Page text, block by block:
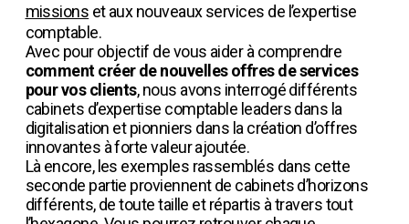
missions et aux nouveaux services de l’expertise
comptable.
Avec pour objectif de vous aider à comprendre
comment créer de nouvelles offres de services
pour vos clients, nous avons interrogé différents
cabinets d’expertise comptable leaders dans la
digitalisation et pionniers dans la création d’offres
innovantes à forte valeur ajoutée.
Là encore, les exemples rassemblés dans cette
seconde partie proviennent de cabinets d’horizons
différents, de toute taille et répartis à travers tout